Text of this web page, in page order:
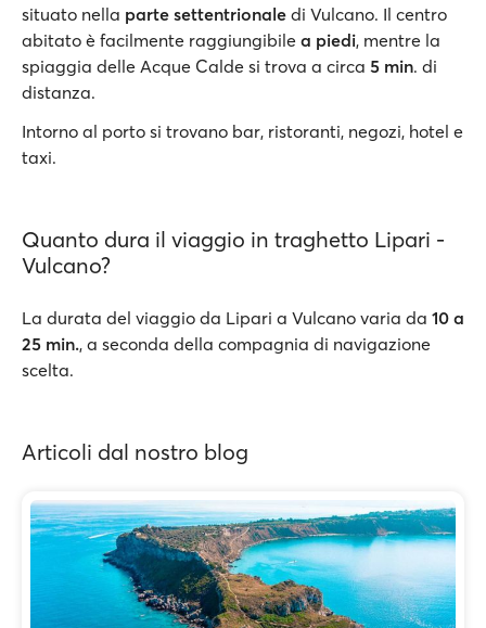
situato nella parte settentrionale di Vulcano. Il centro
abitato è facilmente raggiungibile a piedi, mentre la
spiaggia delle Acque Calde si trova a circa 5 min. di
distanza.
Intorno al porto si trovano bar, ristoranti, negozi, hotel e
taxi.
Quanto dura il viaggio in traghetto Lipari -
Vulcano?
La durata del viaggio da Lipari a Vulcano varia da 10 a
25 min., a seconda della compagnia di navigazione
scelta.
Articoli dal nostro blog